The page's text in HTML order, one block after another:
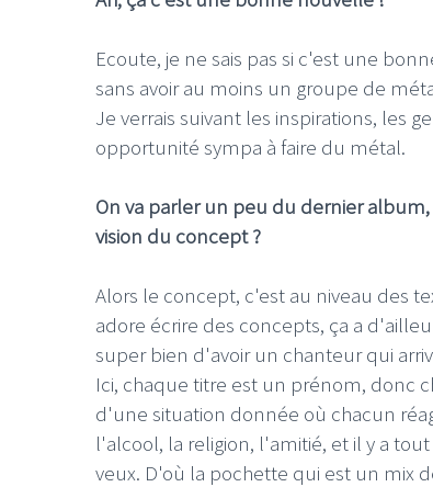
Ecoute, je ne sais pas si c'est une
sans avoir au moins un groupe de
Je verrais suivant les inspirations, les
opportunité sympa à faire du métal.
On va parler un peu du dernier album,
vision du concept ?
Alors le concept, c'est au niveau des
adore écrire des concepts, ça a
super bien d'avoir un chanteur qui
Ici, chaque titre est un prénom, donc
d'une situation donnée où chacun
l'alcool, la religion, l'amitié, et il y a
veux. D'où la pochette qui est un mix